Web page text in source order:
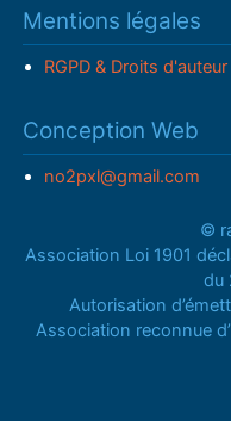
Mentions légales
RGPD & Droits d'auteur
Conception Web
no2pxl@gmail.com
©
Association Loi 1901
du
Autorisation
Association reconnue